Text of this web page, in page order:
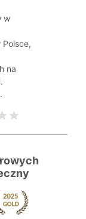
w
na